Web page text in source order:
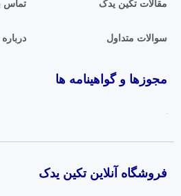
مقالات تکین یدک تماس
سوالات متداول درباره
مجوزها و گواهینامه ها
فروشگاه آنلاین تکین یدک